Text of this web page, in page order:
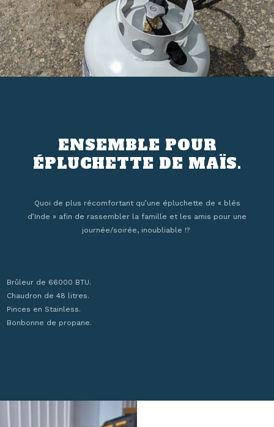
ENSEMBLE POUR
ÉPLUCHETTE DE MAÏS.
Quoi de plus récomfortant qu’une épluchette de « blés
d’Inde » afin de rassembler la famille et les amis pour une
journée/soirée, inoubliable !?
Brûleur de 66000 BTU.
Chaudron de 48 litres.
Pinces en Stainless.
Bonbonne de propane.